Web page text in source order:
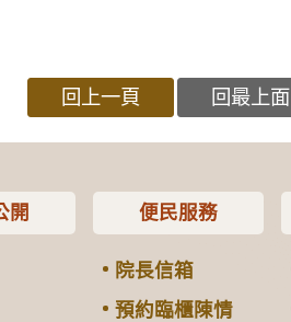
回上一頁 回最上面
開 便民服務
院長信箱
預約臨櫃陳情